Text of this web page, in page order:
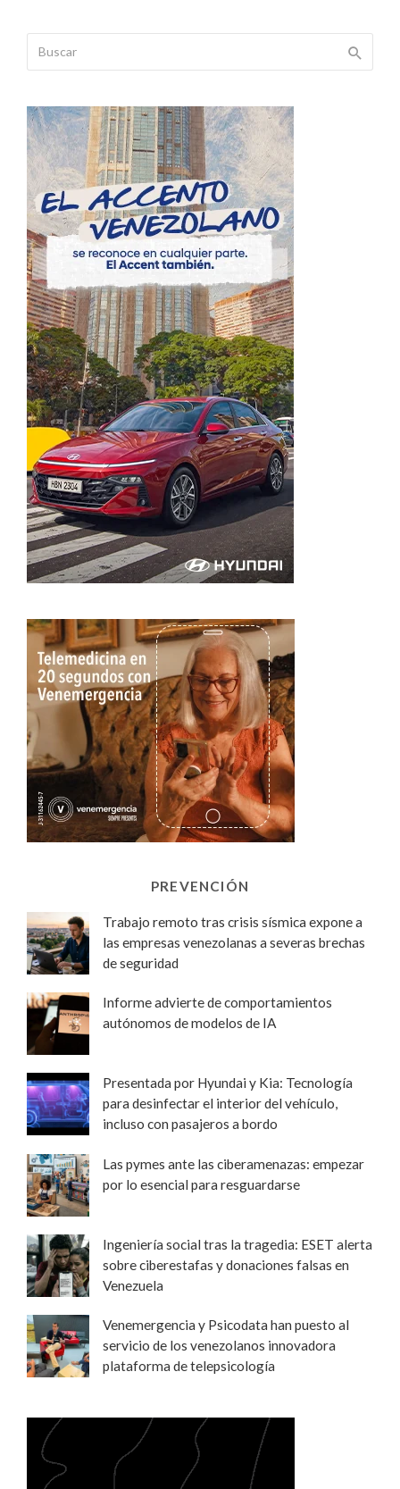
PREVENCIÓN
Trabajo remoto tras crisis sísmica expone a
las empresas venezolanas a severas brechas
de seguridad
Informe advierte de comportamientos
autónomos de modelos de IA
Presentada por Hyundai y Kia: Tecnología
para desinfectar el interior del vehículo,
incluso con pasajeros a bordo
Las pymes ante las ciberamenazas: empezar
por lo esencial para resguardarse
Ingeniería social tras la tragedia: ESET alerta
sobre ciberestafas y donaciones falsas en
Venezuela
Venemergencia y Psicodata han puesto al
servicio de los venezolanos innovadora
plataforma de telepsicología